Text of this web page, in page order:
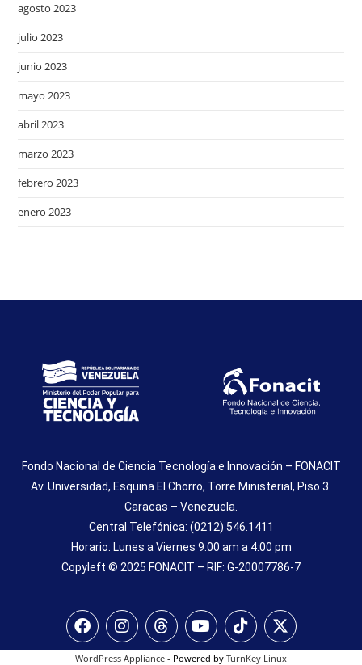
agosto 2023
julio 2023
junio 2023
mayo 2023
abril 2023
marzo 2023
febrero 2023
enero 2023
Fondo Nacional de Ciencia Tecnología e Innovación – FONACIT
Av. Universidad, Esquina El Chorro, Torre Ministerial, Piso 3.
Caracas – Venezuela.
Central Telefónica: (0212) 546.1411
Horario: Lunes a Viernes 9:00 am a 4:00 pm
Copyleft © 2025 FONACIT – RIF: G-20007786-7
WordPress Appliance - Powered by TurnKey Linux